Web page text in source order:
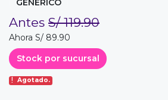
GENERICO
Antes S/ 119.90
Ahora S/ 89.90
Stock por sucursal
Agotado.